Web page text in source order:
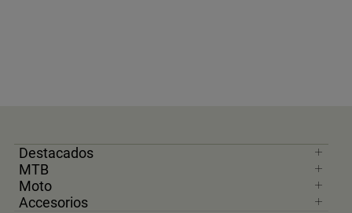
Destacados
MTB
Moto
Accesorios